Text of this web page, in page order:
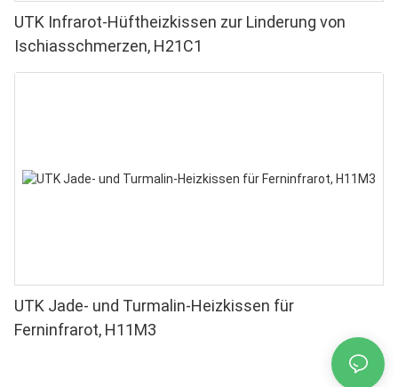
UTK Infrarot-Hüftheizkissen zur Linderung von
Ischiasschmerzen, H21C1
UTK Jade- und Turmalin-Heizkissen für
Ferninfrarot, H11M3